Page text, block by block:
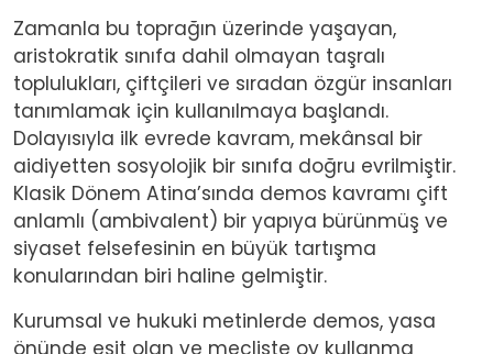
Zamanla bu toprağın üzerinde yaşayan,
aristokratik sınıfa dahil olmayan taşralı
toplulukları, çiftçileri ve sıradan özgür insanları
tanımlamak için kullanılmaya başlandı.
Dolayısıyla ilk evrede kavram, mekânsal bir
aidiyetten sosyolojik bir sınıfa doğru evrilmiştir.
Klasik Dönem Atina’sında demos kavramı çift
anlamlı (ambivalent) bir yapıya bürünmüş ve
siyaset felsefesinin en büyük tartışma
konularından biri haline gelmiştir.
Kurumsal ve hukuki metinlerde demos, yasa
önünde eşit olan ve mecliste oy kullanma